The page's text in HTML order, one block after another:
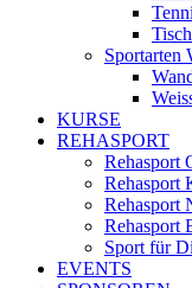
Sportarten
KURSE
REHASPORT
Rehasport
Rehasport
Rehasport
Rehasport
Sport für
EVENTS